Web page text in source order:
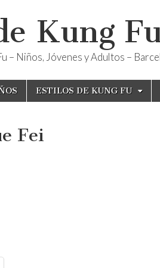
Kung
– Niños, Jóvenes y Adultos –
ESTILOS DE KUNG FU
Fei